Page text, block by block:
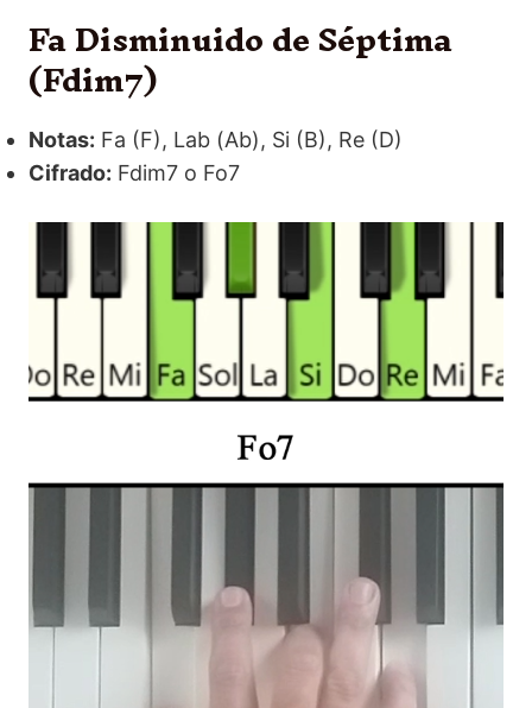
Fa Disminuido de Séptima
(Fdim7)
Notas: Fa (F), Lab (Ab), Si (B), Re (D)
Cifrado: Fdim7 o Fo7